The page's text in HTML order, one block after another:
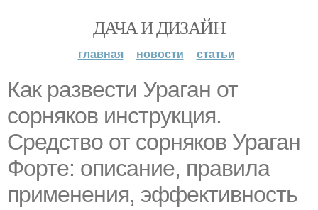
ДАЧА И ДИЗАЙН
главная новости статьи
Как развести Ураган от
сорняков инструкция.
Средство от сорняков Ураган
Форте: описание, правила
применения, эффективность